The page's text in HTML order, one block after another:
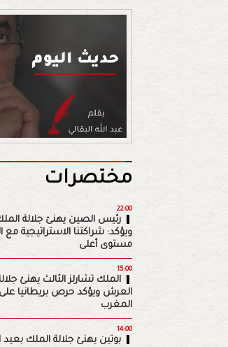
مختصرات
22:00
رئيس الصين يهنئ جلالة
ويؤكد: شراكتنا الاستراتيجية
مستوى أعلى
15:00
الملك تشارلز الثالث يهنئ
العرش ويؤكد حرص بريطانيا
المغرب
14:00
بوتين يهنئ جلالة الملك